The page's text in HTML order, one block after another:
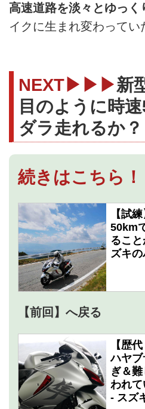
高速道路を淡々とゆっく
イクに生まれ変わってい
NEXT▶▶▶新
目のように時
ダラ走れるか？
続きはこちら！
【試
50km
るこ
ズキの
【前回】へ戻る
【歴
ハヤブ
ぎ＆
われて
- スズ